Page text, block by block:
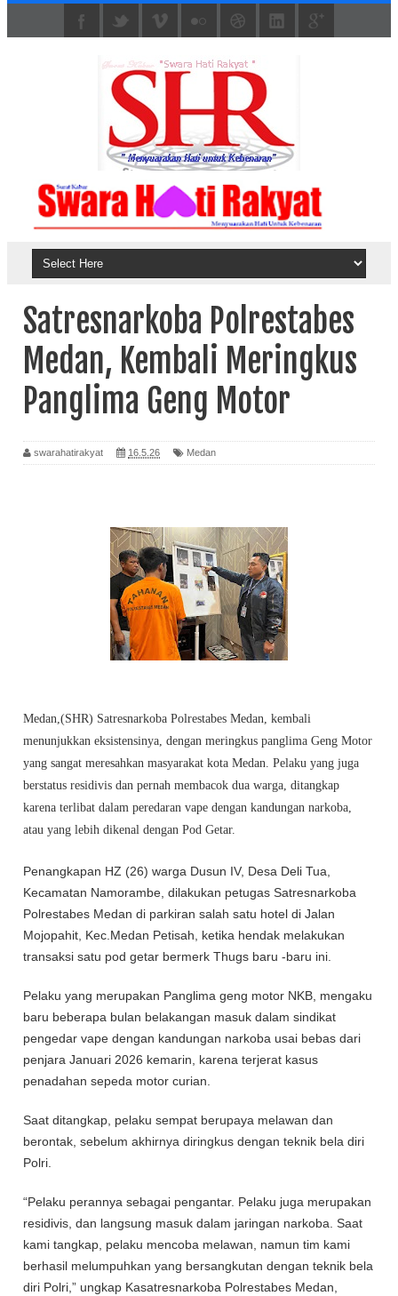
Satresnarkoba Polrestabes
Medan, Kembali Meringkus
Panglima Geng Motor
swarahatirakyat 16.5.26 Medan
Medan,(SHR) Satresnarkoba Polrestabes Medan, kembali
menunjukkan eksistensinya, dengan meringkus panglima Geng Motor
yang sangat meresahkan masyarakat kota Medan. Pelaku yang juga
berstatus residivis dan pernah membacok dua warga, ditangkap
karena terlibat dalam peredaran vape dengan kandungan narkoba,
atau yang lebih dikenal dengan Pod Getar.
Penangkapan HZ (26) warga Dusun IV, Desa Deli Tua,
Kecamatan Namorambe, dilakukan petugas Satresnarkoba
Polrestabes Medan di parkiran salah satu hotel di Jalan
Mojopahit, Kec.Medan Petisah, ketika hendak melakukan
transaksi satu pod getar bermerk Thugs baru -baru ini.
Pelaku yang merupakan Panglima geng motor NKB, mengaku
baru beberapa bulan belakangan masuk dalam sindikat
pengedar vape dengan kandungan narkoba usai bebas dari
penjara Januari 2026 kemarin, karena terjerat kasus
penadahan sepeda motor curian.
Saat ditangkap, pelaku sempat berupaya melawan dan
berontak, sebelum akhirnya diringkus dengan teknik bela diri
Polri.
“Pelaku perannya sebagai pengantar. Pelaku juga merupakan
residivis, dan langsung masuk dalam jaringan narkoba. Saat
kami tangkap, pelaku mencoba melawan, namun tim kami
berhasil melumpuhkan yang bersangkutan dengan teknik bela
diri Polri,” ungkap Kasatresnarkoba Polrestabes Medan,